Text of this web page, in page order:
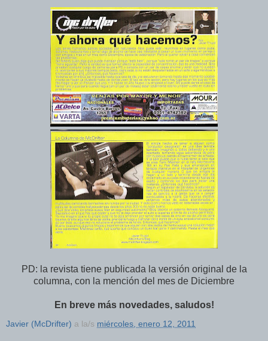
PD: la revista tiene publicada la versión original de la
columna, con la mención del mes de Diciembre
En breve más novedades, saludos!
Javier (McDrifter) a la/s miércoles, enero 12, 2011